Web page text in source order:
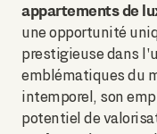
appartements de
une opportunité
prestigieuse dans
emblématiques du
intemporel, son
potentiel de